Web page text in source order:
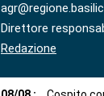
Direttore
Redazione